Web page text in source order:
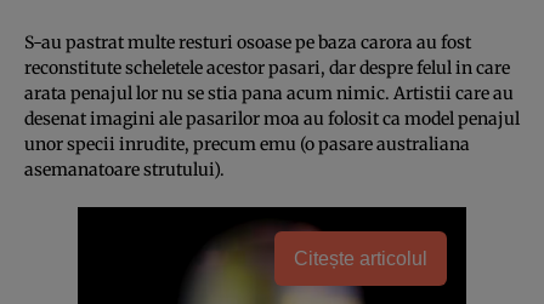
S-au pastrat multe resturi osoase pe baza carora au fost
reconstitute scheletele acestor pasari, dar despre felul in care
arata penajul lor nu se stia pana acum nimic. Artistii care au
desenat imagini ale pasarilor moa au folosit ca model penajul
unor specii inrudite, precum emu (o pasare australiana
asemanatoare strutului).
Citește articolul